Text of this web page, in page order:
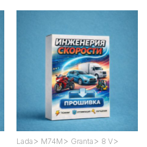
Lada > М74М > Granta > 8 V>